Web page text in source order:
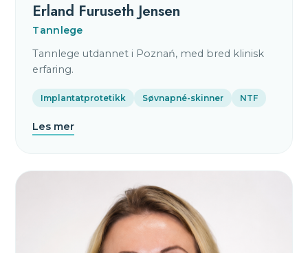
Erland Furuseth Jensen
Tannlege
Tannlege utdannet i Poznań, med bred klinisk
erfaring.
Implantatprotetikk Søvnapné-skinner NTF
Les mer